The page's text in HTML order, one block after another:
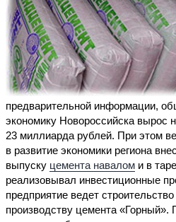
предварительной информации,
экономику Новороссийска вырос
23 миллиарда рублей. При этом
в развитие экономики региона
выпуску цемента навалом и в
реализовывал инвестиционные
предприятие ведет
производству цемента «Горный».